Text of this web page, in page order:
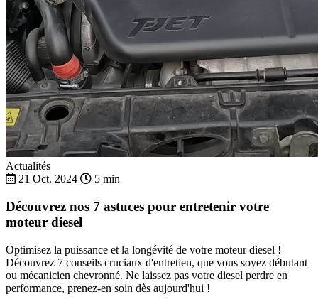
Actualités
21 Oct. 2024
5 min
Découvrez nos 7 astuces pour entretenir votre
moteur diesel
Optimisez la puissance et la longévité de votre moteur diesel !
Découvrez 7 conseils cruciaux d'entretien, que vous soyez débutant
ou mécanicien chevronné. Ne laissez pas votre diesel perdre en
performance, prenez-en soin dès aujourd'hui !